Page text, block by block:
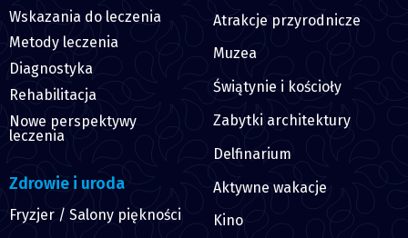
Wskazania do leczenia
Metody leczenia
Diagnostyka
Rehabilitacja
Nowe perspektywy
leczenia
Zdrowie i uroda
Fryzjer / Salony piękności
Atrakcje przyrodnicze
Muzea
Świątynie i kościoły
Zabytki architektury
Delfinarium
Aktywne wakacje
Kino